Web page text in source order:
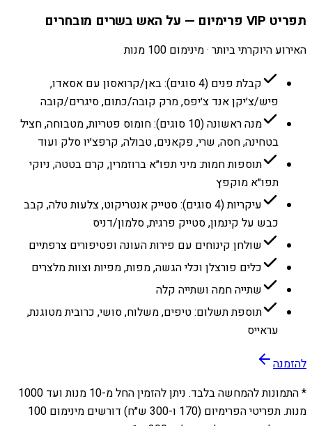
תפריט VIP פרימיום — על האש בשרים מובחרים
האירוע היוקרתי ביותר · מינימום 100 מנות
קבלת פנים (4 סוגים): באן/קרואסון עם אסאדו,
פיש/צ׳יקן אנד צ׳יפס, מרק קובה/כתום, סיגרים/קובה
מנה ראשונה (10 סוגים): חומוס פטריות, מטבוחה, חציל
בטחינה, חסה, שרי, פקאנים, טבולה, קרפצ׳יו סלק ועוד
תוספות חמות: מיני תפו״א ברוזמרין, קרם בטטה, ניוקי
תפו״א מוקפץ
עיקריות (4 סוגים): סטייק אנטריקוט, צלעות טלה, קבב
כבש על קינמון, סטייק פרגית, סלמון/דניס
שולחן קינוחים עם פירות העונה ופטיפורים צרפתיים
כלים פורצלן וכלי הגשה, מפות, מפיות וצוות מלצרים
שתייה חמה ושתייה קלה
תוספת תשלום: טיפים, משלוח, סושי, כרובית מטוגנת,
עראייס
להזמנה
* התמונות להמחשה בלבד. ניתן להזמין החל מ-10 מנות ועד 1000
מנות. תפריטי הפרימיום (170 ו-300 ש״ח) דורשים מינימום 100